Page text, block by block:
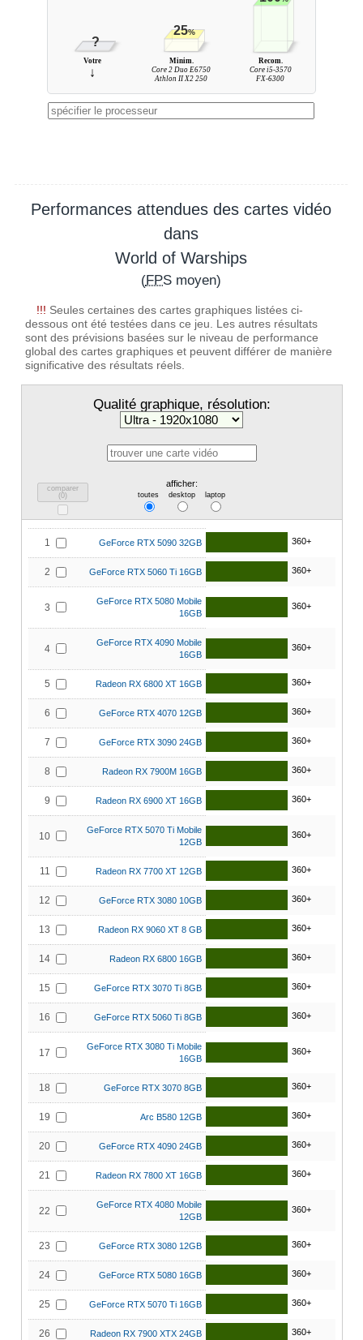
?
25%
Votre
↓
Minim.
Core 2 Duo E6750
Athlon II X2 250
Recom.
Core i5-3570
FX-6300
Performances attendues des cartes vidéo
dans
World of Warships
(FPSmoyen)
!!! Seules certaines des cartes graphiques listées ci-
dessous ont été testées dans ce jeu. Les autres résultats
sont des prévisions basées sur le niveau de performance
global des cartes graphiques et peuvent différer de manière
significative des résultats réels.
Qualité graphique, résolution:
comparer
(0)
afficher:
toutes desktop laptop
1 GeForce RTX 5090 32GB 360+
2 GeForce RTX 5060 Ti 16GB 360+
3
GeForce RTX 5080 Mobile
16GB
360+
4
GeForce RTX 4090 Mobile
16GB
360+
5 Radeon RX 6800 XT 16GB 360+
6 GeForce RTX 4070 12GB 360+
7 GeForce RTX 3090 24GB 360+
8 Radeon RX 7900M 16GB 360+
9 Radeon RX 6900 XT 16GB 360+
10
GeForce RTX 5070 Ti Mobile
12GB
360+
11 Radeon RX 7700 XT 12GB 360+
12 GeForce RTX 3080 10GB 360+
13 Radeon RX 9060 XT 8 GB 360+
14 Radeon RX 6800 16GB 360+
15 GeForce RTX 3070 Ti 8GB 360+
16 GeForce RTX 5060 Ti 8GB 360+
17
GeForce RTX 3080 Ti Mobile
16GB
360+
18 GeForce RTX 3070 8GB 360+
19 Arc B580 12GB 360+
20 GeForce RTX 4090 24GB 360+
21 Radeon RX 7800 XT 16GB 360+
22
GeForce RTX 4080 Mobile
12GB
360+
23 GeForce RTX 3080 12GB 360+
24 GeForce RTX 5080 16GB 360+
25 GeForce RTX 5070 Ti 16GB 360+
26 Radeon RX 7900 XTX 24GB 360+